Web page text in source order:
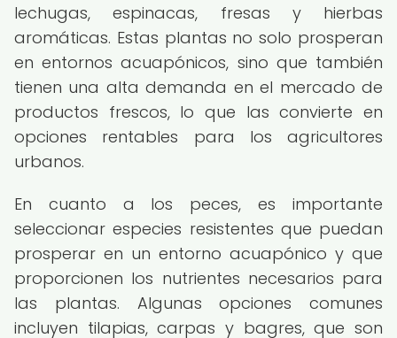
lechugas, espinacas, fresas y hierbas
aromáticas. Estas plantas no solo prosperan
en entornos acuapónicos, sino que también
tienen una alta demanda en el mercado de
productos frescos, lo que las convierte en
opciones rentables para los agricultores
urbanos.
En cuanto a los peces, es importante
seleccionar especies resistentes que puedan
prosperar en un entorno acuapónico y que
proporcionen los nutrientes necesarios para
las plantas. Algunas opciones comunes
incluyen tilapias, carpas y bagres, que son